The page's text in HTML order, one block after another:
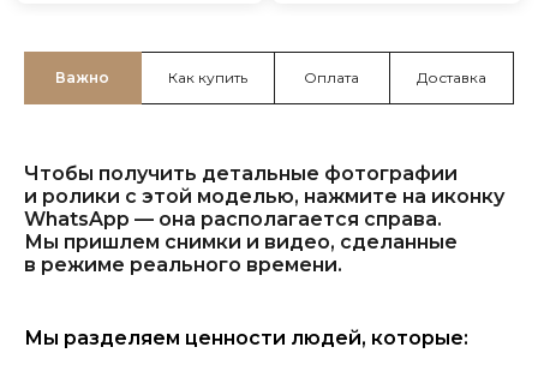
Важно Как купить Оплата Доставка
Чтобы получить детальные фотографии
и ролики с этой моделью, нажмите на иконку
WhatsApp — она располагается справа.
Мы пришлем снимки и видео, сделанные
в режиме реального времени.
Мы разделяем ценности людей, которые: